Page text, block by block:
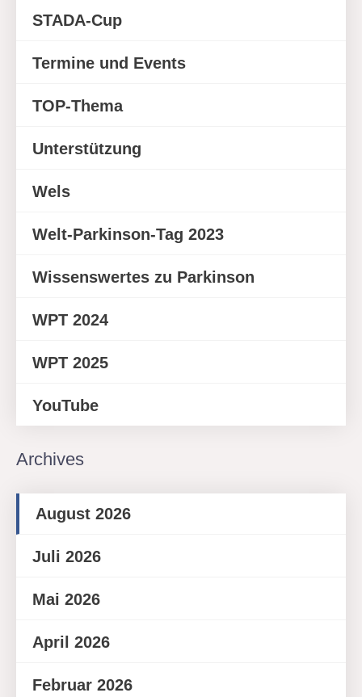
STADA-Cup
Termine und Events
TOP-Thema
Unterstützung
Wels
Welt-Parkinson-Tag 2023
Wissenswertes zu Parkinson
WPT 2024
WPT 2025
YouTube
Archives
August 2026
Juli 2026
Mai 2026
April 2026
Februar 2026